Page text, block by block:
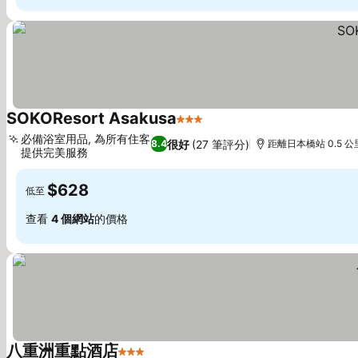
SOKOResort Asakusa3 星級
8.4很好 (27 筆評分)
必備浴室用品, 為所有住客
提供完美服務
距離日本橋站 0.5 公
低至 $628
查看 4 個網站的價格
八重洲重點酒店